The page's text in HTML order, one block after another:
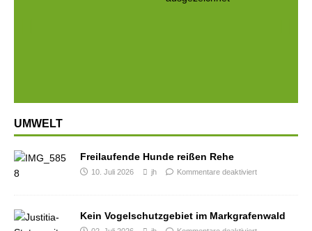
UMWELT
Freilaufende Hunde reißen Rehe
10. Juli 2026 jh Kommentare deaktiviert
Kein Vogelschutzgebiet im Markgrafenwald